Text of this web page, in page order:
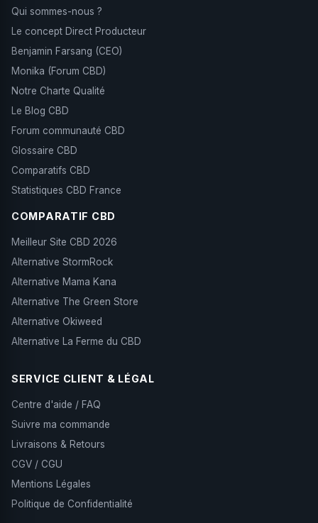
Qui sommes-nous ?
Le concept Direct Producteur
Benjamin Farsang (CEO)
Monika (Forum CBD)
Notre Charte Qualité
Le Blog CBD
Forum communauté CBD
Glossaire CBD
Comparatifs CBD
Statistiques CBD France
COMPARATIF CBD
Meilleur Site CBD 2026
Alternative StormRock
Alternative Mama Kana
Alternative The Green Store
Alternative Okiweed
Alternative La Ferme du CBD
SERVICE CLIENT & LÉGAL
Centre d'aide / FAQ
Suivre ma commande
Livraisons & Retours
CGV / CGU
Mentions Légales
Politique de Confidentialité